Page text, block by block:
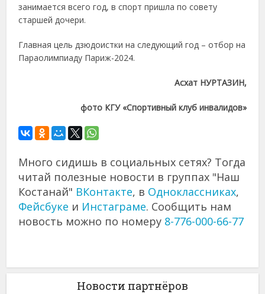
занимается всего год, в спорт пришла по совету
старшей дочери.
Главная цель дзюдоистки на следующий год – отбор на
Параолимпиаду Париж-2024.
Асхат НУРТАЗИН,
фото КГУ «Спортивный клуб инвалидов»
Много сидишь в социальных сетях? Тогда
читай полезные новости в группах "Наш
Костанай" ВКонтакте, в Одноклассниках,
Фейсбуке и Инстаграме. Сообщить нам
новость можно по номеру 8-776-000-66-77
Новости партнёров